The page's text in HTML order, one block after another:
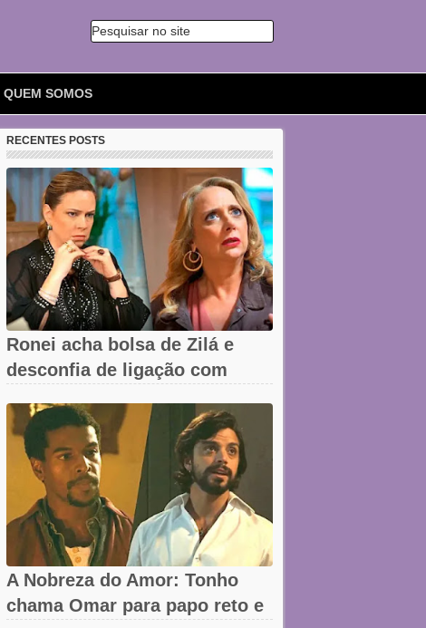
Pesquisar no site
QUEM SOMOS
RECENTES POSTS
Ronei acha bolsa de Zilá e
desconfia de ligação com
A Nobreza do Amor: Tonho
chama Omar para papo reto e